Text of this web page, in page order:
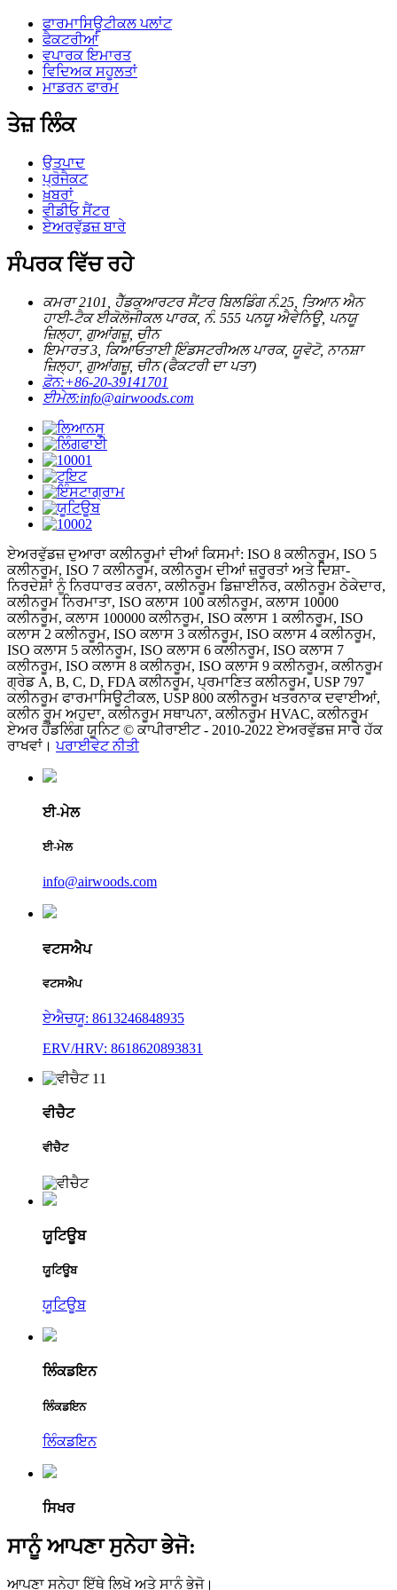
ਫਾਰਮਾਸਿਊਟੀਕਲ ਪਲਾਂਟ
ਫੈਕਟਰੀਆਂ
ਵਪਾਰਕ ਇਮਾਰਤ
ਵਿਦਿਅਕ ਸਹੂਲਤਾਂ
ਮਾਡਰਨ ਫਾਰਮ
ਤੇਜ਼ ਲਿੰਕ
ਉਤਪਾਦ
ਪ੍ਰੋਜੈਕਟ
ਖ਼ਬਰਾਂ
ਵੀਡੀਓ ਸੈਂਟਰ
ਏਅਰਵੁੱਡਜ਼ ਬਾਰੇ
ਸੰਪਰਕ ਵਿੱਚ ਰਹੇ
ਕਮਰਾ 2101, ਹੈੱਡਕੁਆਰਟਰ ਸੈਂਟਰ ਬਿਲਡਿੰਗ ਨੰ.25, ਤਿਆਨ ਐਨ
ਹਾਈ-ਟੈਕ ਈਕੋਲੋਜੀਕਲ ਪਾਰਕ, ​​ਨੰ. 555 ਪਨਯੂ ਐਵੇਨਿਊ, ਪਨਯੂ
ਜ਼ਿਲ੍ਹਾ, ਗੁਆਂਗਜ਼ੂ, ਚੀਨ
ਇਮਾਰਤ 3, ਕਿਆਓਤਾਈ ਇੰਡਸਟਰੀਅਲ ਪਾਰਕ, ​​ਯੂਵੋਟੋ, ਨਾਨਸ਼ਾ
ਜ਼ਿਲ੍ਹਾ, ਗੁਆਂਗਜ਼ੂ, ਚੀਨ (ਫੈਕਟਰੀ ਦਾ ਪਤਾ)
ਫ਼ੋਨ:+86-20-39141701
ਈਮੇਲ:info@airwoods.com
ਏਅਰਵੁੱਡਜ਼ ਦੁਆਰਾ ਕਲੀਨਰੂਮਾਂ ਦੀਆਂ ਕਿਸਮਾਂ: ISO 8 ਕਲੀਨਰੂਮ, ISO 5
ਕਲੀਨਰੂਮ, ISO 7 ਕਲੀਨਰੂਮ, ਕਲੀਨਰੂਮ ਦੀਆਂ ਜ਼ਰੂਰਤਾਂ ਅਤੇ ਦਿਸ਼ਾ-
ਨਿਰਦੇਸ਼ਾਂ ਨੂੰ ਨਿਰਧਾਰਤ ਕਰਨਾ, ਕਲੀਨਰੂਮ ਡਿਜ਼ਾਈਨਰ, ਕਲੀਨਰੂਮ ਠੇਕੇਦਾਰ,
ਕਲੀਨਰੂਮ ਨਿਰਮਾਤਾ, ISO ਕਲਾਸ 100 ਕਲੀਨਰੂਮ, ਕਲਾਸ 10000
ਕਲੀਨਰੂਮ, ਕਲਾਸ 100000 ਕਲੀਨਰੂਮ, ISO ਕਲਾਸ 1 ਕਲੀਨਰੂਮ, ISO
ਕਲਾਸ 2 ਕਲੀਨਰੂਮ, ISO ਕਲਾਸ 3 ਕਲੀਨਰੂਮ, ISO ਕਲਾਸ 4 ਕਲੀਨਰੂਮ,
ISO ਕਲਾਸ 5 ਕਲੀਨਰੂਮ, ISO ਕਲਾਸ 6 ਕਲੀਨਰੂਮ, ISO ਕਲਾਸ 7
ਕਲੀਨਰੂਮ, ISO ਕਲਾਸ 8 ਕਲੀਨਰੂਮ, ISO ਕਲਾਸ 9 ਕਲੀਨਰੂਮ, ਕਲੀਨਰੂਮ
ਗ੍ਰੇਡ A, B, C, D, FDA ਕਲੀਨਰੂਮ, ਪ੍ਰਮਾਣਿਤ ਕਲੀਨਰੂਮ, USP 797
ਕਲੀਨਰੂਮ ਫਾਰਮਾਸਿਊਟੀਕਲ, USP 800 ਕਲੀਨਰੂਮ ਖਤਰਨਾਕ ਦਵਾਈਆਂ,
ਕਲੀਨ ਰੂਮ ਅਹੁਦਾ, ਕਲੀਨਰੂਮ ਸਥਾਪਨਾ, ਕਲੀਨਰੂਮ HVAC, ਕਲੀਨਰੂਮ
ਏਅਰ ਹੈਂਡਲਿੰਗ ਯੂਨਿਟ © ਕਾਪੀਰਾਈਟ - 2010-2022 ਏਅਰਵੁੱਡਜ਼ ਸਾਰੇ ਹੱਕ
ਰਾਖਵਾਂ। ਪਰਾਈਵੇਟ ਨੀਤੀ
ਈ-ਮੇਲ
ਈ-ਮੇਲ
info@airwoods.com
ਵਟਸਐਪ
ਵਟਸਐਪ
ਏਐਚਯੂ: 8613246848935
ERV/HRV: 8618620893831
ਵੀਚੈਟ
ਵੀਚੈਟ
ਯੂਟਿਊਬ
ਯੂਟਿਊਬ
ਯੂਟਿਊਬ
ਲਿੰਕਡਇਨ
ਲਿੰਕਡਇਨ
ਲਿੰਕਡਇਨ
ਸਿਖਰ
ਸਾਨੂੰ ਆਪਣਾ ਸੁਨੇਹਾ ਭੇਜੋ:
ਆਪਣਾ ਸੁਨੇਹਾ ਇੱਥੇ ਲਿਖੋ ਅਤੇ ਸਾਨੂੰ ਭੇਜੋ।